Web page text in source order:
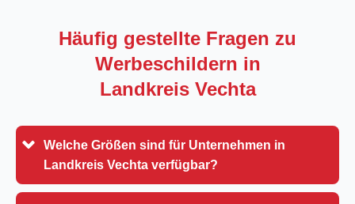
Häufig gestellte Fragen zu
Werbeschildern in
Landkreis Vechta
Welche Größen sind für Unternehmen in
Landkreis Vechta verfügbar?